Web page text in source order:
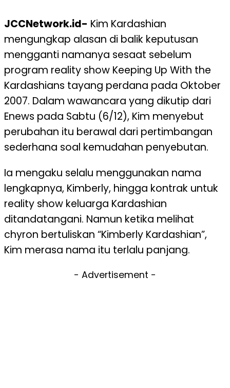
JCCNetwork.id- Kim Kardashian
mengungkap alasan di balik keputusan
mengganti namanya sesaat sebelum
program reality show Keeping Up With the
Kardashians tayang perdana pada Oktober
2007. Dalam wawancara yang dikutip dari
Enews pada Sabtu (6/12), Kim menyebut
perubahan itu berawal dari pertimbangan
sederhana soal kemudahan penyebutan.
Ia mengaku selalu menggunakan nama
lengkapnya, Kimberly, hingga kontrak untuk
reality show keluarga Kardashian
ditandatangani. Namun ketika melihat
chyron bertuliskan “Kimberly Kardashian”,
Kim merasa nama itu terlalu panjang.
- Advertisement -